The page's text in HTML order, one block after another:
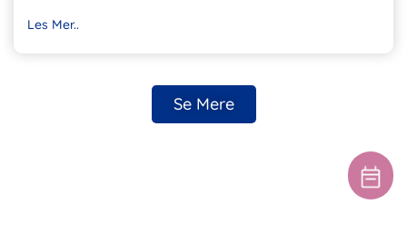
Les Mer..
Se Mere